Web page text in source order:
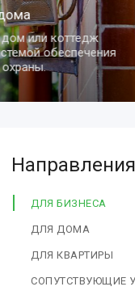
Системы для
Обеспечим
и имущества с
безопасности.
Направления
ДЛЯ БИЗНЕСА
ДЛЯ ДОМА
ДЛЯ КВАРТИРЫ
СОПУТСТВУЮЩИЕ